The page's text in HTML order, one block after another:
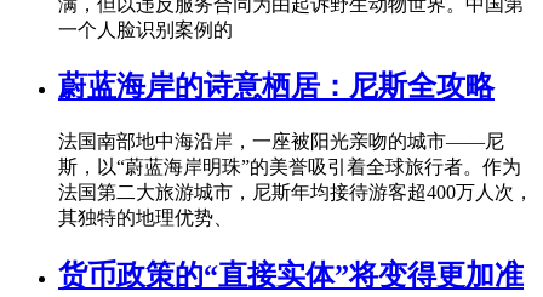
一个人脸识别案例的
蔚蓝海岸的诗意栖居：尼斯全攻略
法国南部地中海沿岸，一座被阳光亲吻的城市——尼
斯，以“蔚蓝海岸明珠”的美誉吸引着全球旅行者。作为
法国第二大旅游城市，尼斯年均接待游客超400万人次，
其独特的地理优势、
货币政策的“直接实体”将变得更加准